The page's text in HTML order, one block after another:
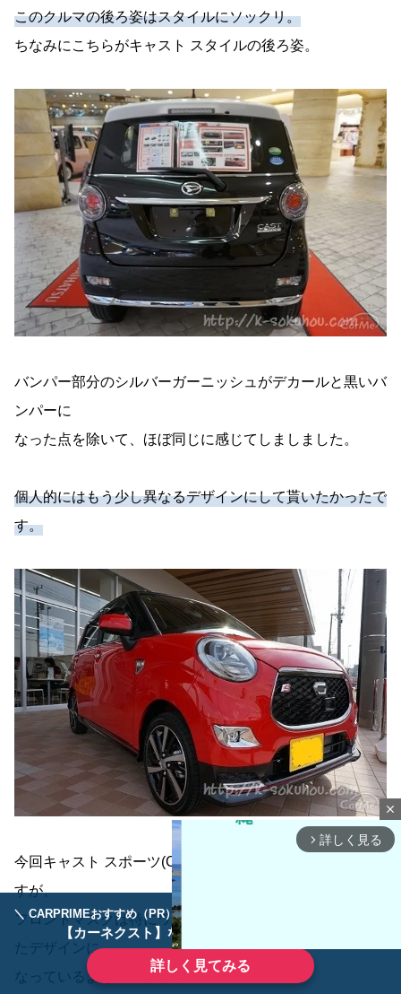
＼ CARPRIMEおすすめ（PR） ／
【カーネクスト】ならどんなクルマも高価買取
詳しく見てみる
このクルマの後ろ姿はスタイルにソックリ。
ちなみにこちらがキャスト スタイルの後ろ姿。
バンパー部分のシルバーガーニッシュがデカールと黒いバ
ンパーに
なった点を除いて、ほぼ同じに感じてしましました。
個人的にはもう少し異なるデザインにして貰いたかったで
す。
今回キャスト スポーツ(CAST SPORT)を初めて見たので
すが、
フロントマスクは特にワイルド＆スポーティーさを意識し
たデザインに
なっているように感じました。
close
arrow_forward_ios 詳しく見る